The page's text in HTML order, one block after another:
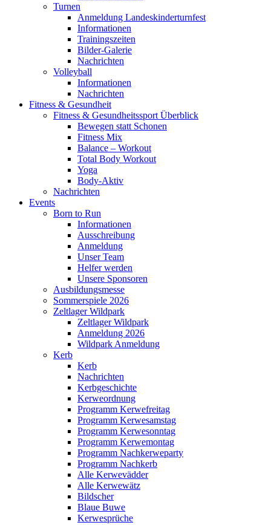
Turnen
Anmeldung Landeskinderturnfest
Informationen
Trainingszeiten
Bilder-Galerie
Nachrichten
Volleyball
Informationen
Nachrichten
Fitness & Gesundheit
Fitness & Gesundheitssport Überblick
Bewegen statt Schonen
Fitness Mix
Balance – Workout
Total Body Workout
Yoga
Body-Aktiv
Nachrichten
Events
Born to Run
Informationen
Ausschreibung
Anmeldung
Unser Team
Helfer werden
Unsere Sponsoren
Ausbildungsmesse
Sommerspiele 2026
Zeltlager Wildpark
Zeltlager Wildpark
Anmeldung 2026
Wildpark Anmeldung
Kerb
Kerb
Nachrichten
Kerbgeschichte
Kerweordnung
Programm Kerwefreitag
Programm Kerwesamstag
Programm Kerwesonntag
Programm Kerwemontag
Programm Nachkerweparty
Programm Nachkerb
Alle Kerwevädder
Alle Kerwewätz
Bildscher
Blaue Buwe
Kerwesprüche